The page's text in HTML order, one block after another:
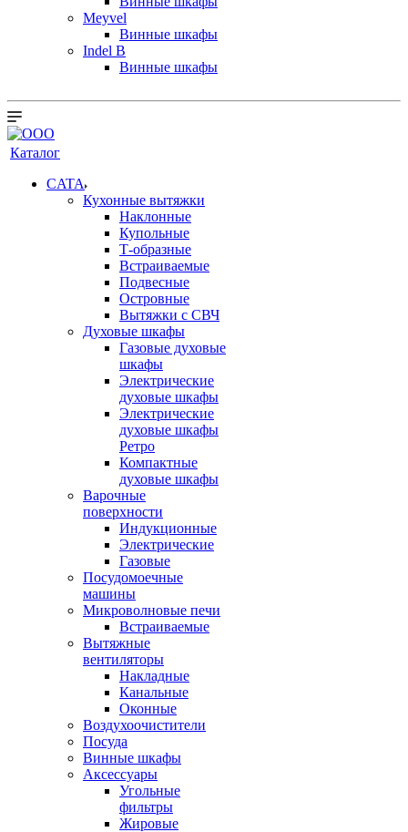
Meyvel
Винные шкафы
Indel B
Винные шкафы
Каталог
CATA
Кухонные вытяжки
Наклонные
Купольные
Т-образные
Встраиваемые
Подвесные
Островные
Вытяжки с СВЧ
Духовые шкафы
Газовые духовые
шкафы
Электрические
духовые шкафы
Электрические
духовые шкафы
Ретро
Компактные
духовые шкафы
Варочные
поверхности
Индукционные
Электрические
Газовые
Посудомоечные
машины
Микроволновые печи
Встраиваемые
Вытяжные
вентиляторы
Накладные
Канальные
Оконные
Воздухоочистители
Посуда
Винные шкафы
Аксессуары
Угольные
фильтры
Жировые